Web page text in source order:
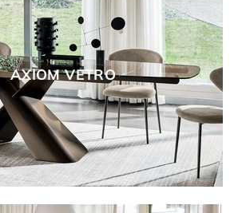
AXIOM VETRO